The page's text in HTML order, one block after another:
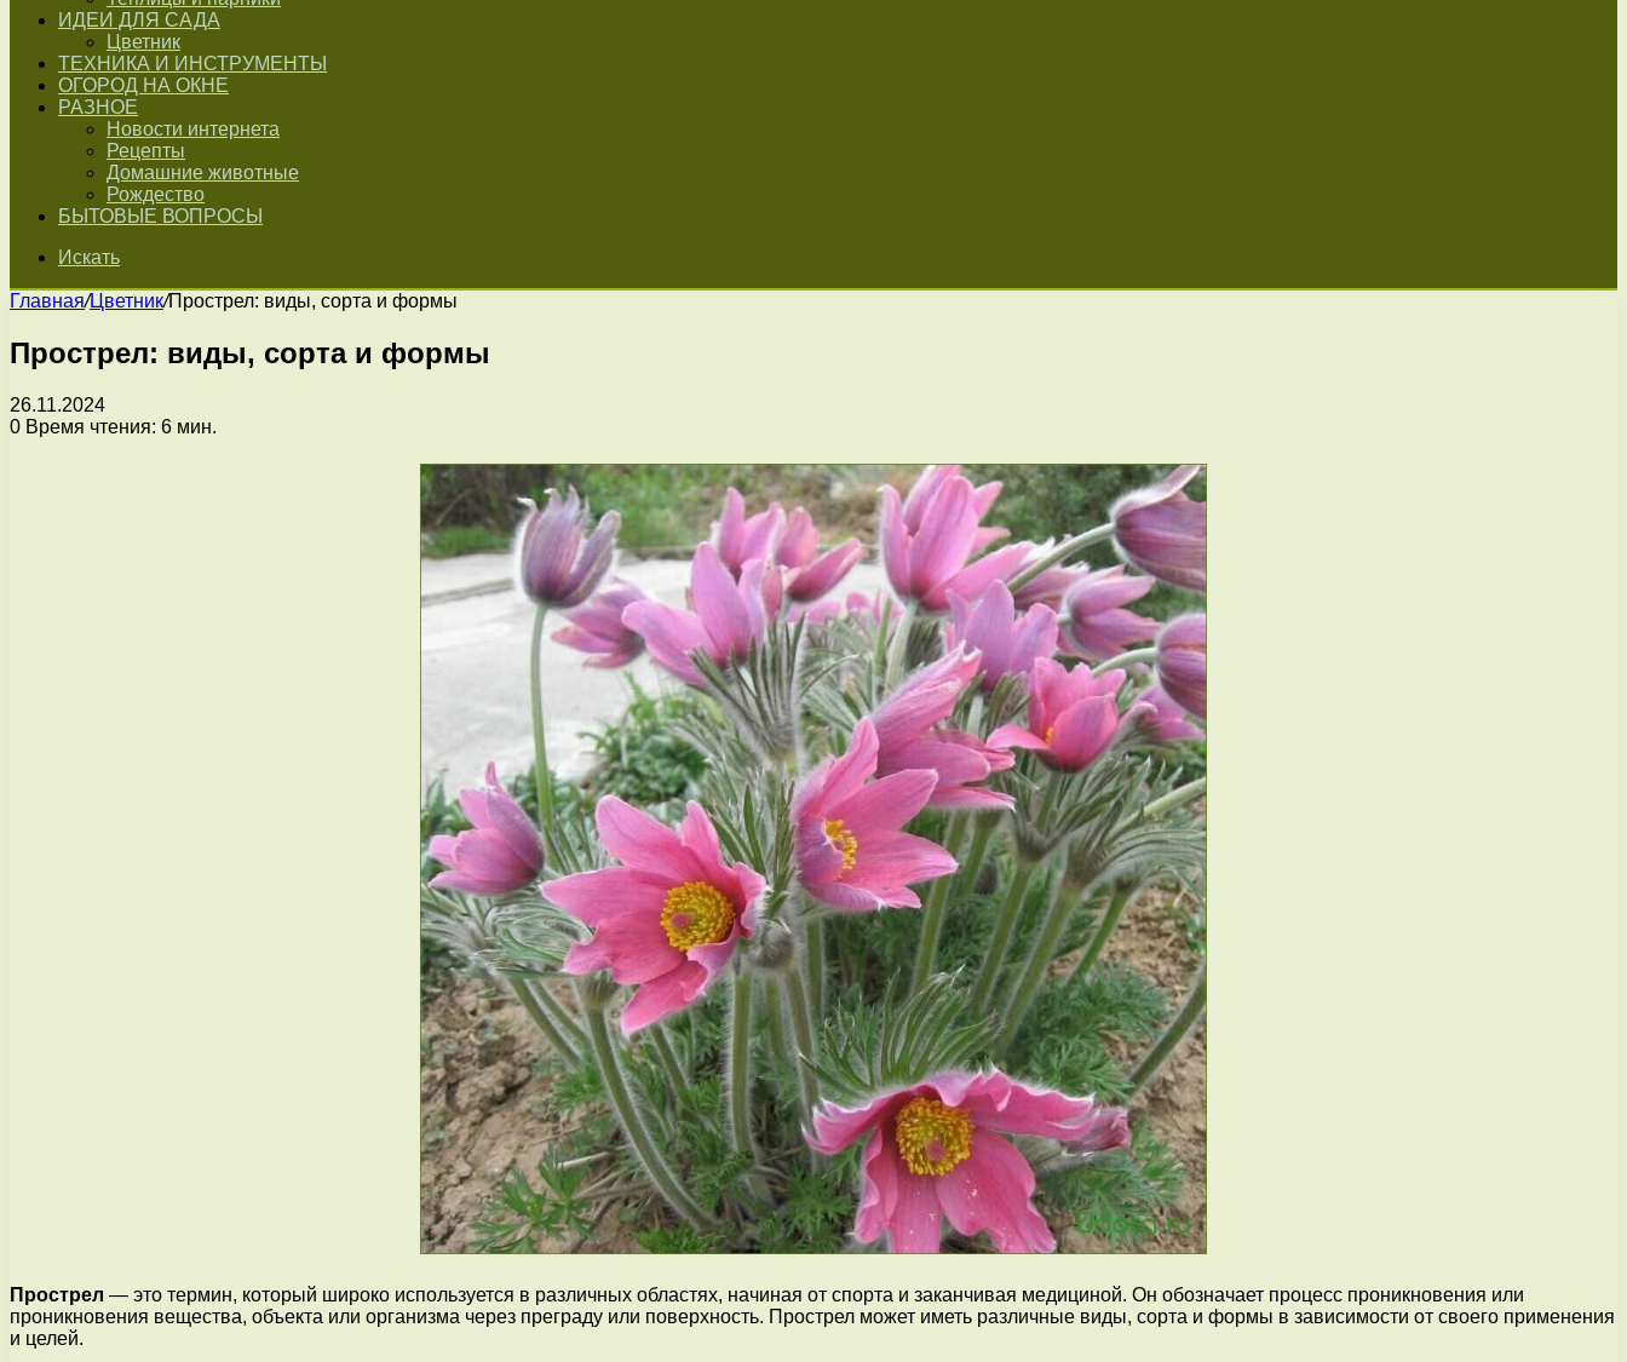
ИДЕИ ДЛЯ САДА
Цветник
ТЕХНИКА И ИНСТРУМЕНТЫ
ОГОРОД НА ОКНЕ
РАЗНОЕ
Новости интернета
Рецепты
Домашние животные
Рождество
БЫТОВЫЕ ВОПРОСЫ
Искать
Главная/Цветник/Прострел: виды, сорта и формы
Прострел: виды, сорта и формы
26.11.2024
0 Время чтения: 6 мин.
Прострел — это термин, который широко используется в различных областях, начиная от спорта и заканчивая медициной. Он обозначает процесс проникновения или
проникновения вещества, объекта или организма через преграду или поверхность. Прострел может иметь различные виды, сорта и формы в зависимости от своего применения
и целей.